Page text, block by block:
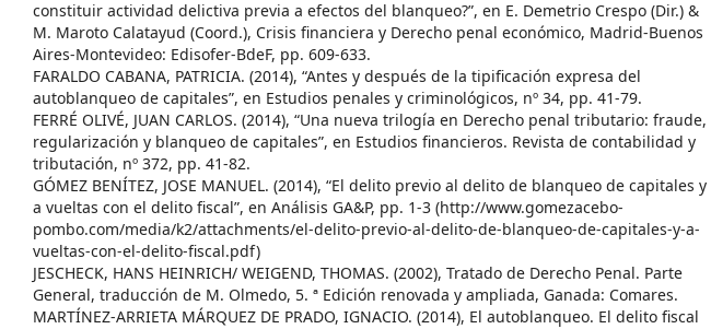
constituir actividad delictiva previa a efectos del blanqueo?”, en E. Demetrio Crespo (Dir.) &
M. Maroto Calatayud (Coord.), Crisis financiera y Derecho penal económico, Madrid-Buenos
Aires-Montevideo: Edisofer-BdeF, pp. 609-633.
FARALDO CABANA, PATRICIA. (2014), “Antes y después de la tipificación expresa del
autoblanqueo de capitales”, en Estudios penales y criminológicos, nº 34, pp. 41-79.
FERRÉ OLIVÉ, JUAN CARLOS. (2014), “Una nueva trilogía en Derecho penal tributario: fraude,
regularización y blanqueo de capitales”, en Estudios financieros. Revista de contabilidad y
tributación, nº 372, pp. 41-82.
GÓMEZ BENÍTEZ, JOSE MANUEL. (2014), “El delito previo al delito de blanqueo de capitales y
a vueltas con el delito fiscal”, en Análisis GA&P, pp. 1-3 (http://www.gomezacebo-
pombo.com/media/k2/attachments/el-delito-previo-al-delito-de-blanqueo-de-capitales-y-a-
vueltas-con-el-delito-fiscal.pdf)
JESCHECK, HANS HEINRICH/ WEIGEND, THOMAS. (2002), Tratado de Derecho Penal. Parte
General, traducción de M. Olmedo, 5. ª Edición renovada y ampliada, Ganada: Comares.
MARTÍNEZ-ARRIETA MÁRQUEZ DE PRADO, IGNACIO. (2014), El autoblanqueo. El delito fiscal